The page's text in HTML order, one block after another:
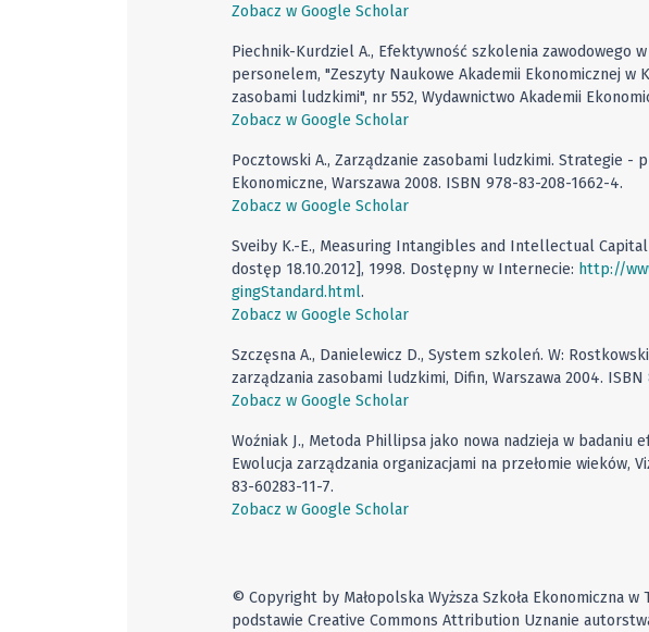
Zobacz w Google Scholar
Piechnik-Kurdziel A., Efektywność szkolenia zawodowego
personelem, "Zeszyty Naukowe Akademii Ekonomicznej w
zasobami ludzkimi", nr 552, Wydawnictwo Akademii
Zobacz w Google Scholar
Pocztowski A., Zarządzanie zasobami ludzkimi. Strategie -
Ekonomiczne, Warszawa 2008. ISBN 978-83-208-1662-4.
Zobacz w Google Scholar
Sveiby K.-E., Measuring Intangibles and Intellectual
dostęp 18.10.2012], 1998. Dostępny w Internecie: http://
gingStandard.html.
Zobacz w Google Scholar
Szczęsna A., Danielewicz D., System szkoleń. W:
zarządzania zasobami ludzkimi, Difin, Warszawa 2004.
Zobacz w Google Scholar
Woźniak J., Metoda Phillipsa jako nowa nadzieja w badaniu
Ewolucja zarządzania organizacjami na przełomie wieków,
83-60283-11-7.
Zobacz w Google Scholar
© Copyright by Małopolska Wyższa Szkoła Ekonomiczna
podstawie Creative Commons Attribution Uznanie